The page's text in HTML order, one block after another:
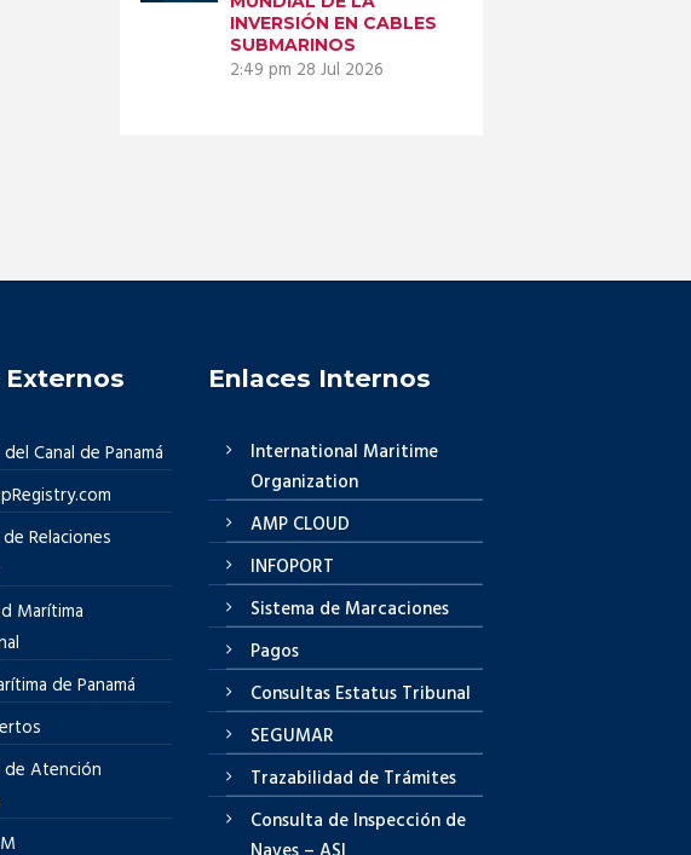
INVERSIÓN EN CABLES
SUBMARINOS
2:49 pm 28 Jul 2026
Externos
Canal de Panamá
Relaciones
Marítima
de Panamá
de Atención
Enlaces Internos
International Maritime
Organization
AMP CLOUD
INFOPORT
Sistema de Marcaciones
Pagos
Consultas Estatus Tribunal
SEGUMAR
Trazabilidad de Trámites
Consulta de Inspección de